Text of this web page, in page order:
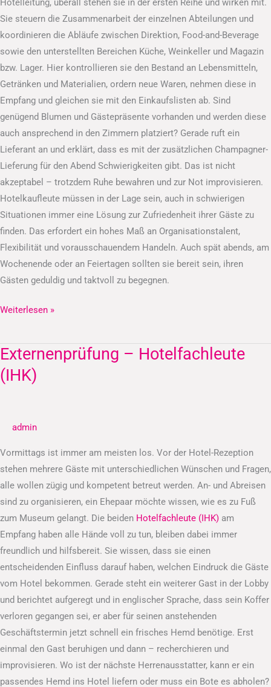
Hotelleitung, überall stehen sie in der ersten Reihe und wirken mit.
Sie steuern die Zusammenarbeit der einzelnen Abteilungen und
koordinieren die Abläufe zwischen Direktion, Food-and-Beverage
sowie den unterstellten Bereichen Küche, Weinkeller und Magazin
bzw. Lager. Hier kontrollieren sie den Bestand an Lebensmitteln,
Getränken und Materialien, ordern neue Waren, nehmen diese in
Empfang und gleichen sie mit den Einkaufslisten ab. Sind
genügend Blumen und Gästepräsente vorhanden und werden diese
auch ansprechend in den Zimmern platziert? Gerade ruft ein
Lieferant an und erklärt, dass es mit der zusätzlichen Champagner-
Lieferung für den Abend Schwierigkeiten gibt. Das ist nicht
akzeptabel – trotzdem Ruhe bewahren und zur Not improvisieren.
Hotelkaufleute müssen in der Lage sein, auch in schwierigen
Situationen immer eine Lösung zur Zufriedenheit ihrer Gäste zu
finden. Das erfordert ein hohes Maß an Organisationstalent,
Flexibilität und vorausschauendem Handeln. Auch spät abends, am
Wochenende oder an Feiertagen sollten sie bereit sein, ihren
Gästen geduldig und taktvoll zu begegnen.
Weiterlesen »
Externenprüfung – Hotelfachleute
(IHK)
admin
Vormittags ist immer am meisten los. Vor der Hotel-Rezeption
stehen mehrere Gäste mit unterschiedlichen Wünschen und Fragen,
alle wollen zügig und kompetent betreut werden. An- und Abreisen
sind zu organisieren, ein Ehepaar möchte wissen, wie es zu Fuß
zum Museum gelangt. Die beiden Hotelfachleute (IHK) am
Empfang haben alle Hände voll zu tun, bleiben dabei immer
freundlich und hilfsbereit. Sie wissen, dass sie einen
entscheidenden Einfluss darauf haben, welchen Eindruck die Gäste
vom Hotel bekommen. Gerade steht ein weiterer Gast in der Lobby
und berichtet aufgeregt und in englischer Sprache, dass sein Koffer
verloren gegangen sei, er aber für seinen anstehenden
Geschäftstermin jetzt schnell ein frisches Hemd benötige. Erst
einmal den Gast beruhigen und dann – recherchieren und
improvisieren. Wo ist der nächste Herrenausstatter, kann er ein
passendes Hemd ins Hotel liefern oder muss ein Bote es abholen?
Externenprüfung
–
Hotelfachleute